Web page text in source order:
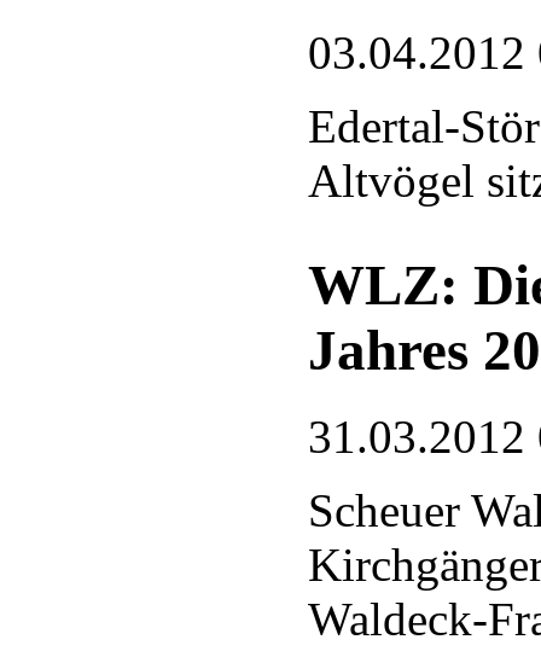
03.04.2012
Edertal-
Altvögel
WLZ:
Jahres
31.03.2012
Scheuer
Waldeck-